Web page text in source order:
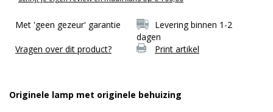
Met 'geen gezeur' garantie
Levering binnen 1-2
dagen
Vragen over dit product?
Print artikel
Originele lamp met originele behuizing